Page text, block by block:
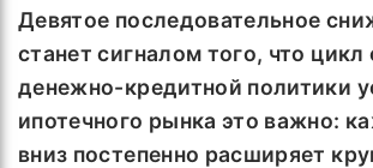
Девятое последовательное
станет сигналом того, что цикл
денежно-кредитной политики
ипотечного рынка это важно:
вниз постепенно расширяет